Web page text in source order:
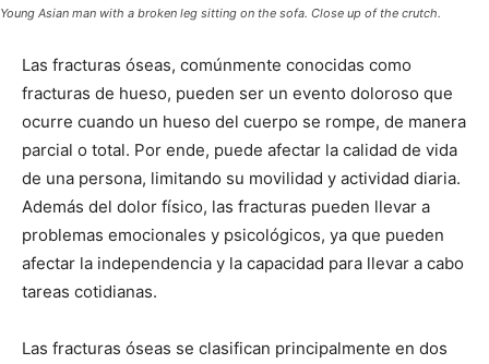
Young Asian man with a broken leg sitting on the sofa. Close up of the crutch.
Las fracturas óseas, comúnmente conocidas como
fracturas de hueso, pueden ser un evento doloroso que
ocurre cuando un hueso del cuerpo se rompe, de manera
parcial o total. Por ende, puede afectar la calidad de vida
de una persona, limitando su movilidad y actividad diaria.
Además del dolor físico, las fracturas pueden llevar a
problemas emocionales y psicológicos, ya que pueden
afectar la independencia y la capacidad para llevar a cabo
tareas cotidianas.
Las fracturas óseas se clasifican principalmente en dos